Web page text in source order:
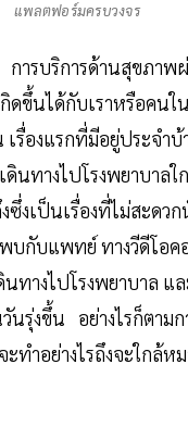
แพลตฟอร์มครบวงจร
การบริการด้านสุขภาพ
ดขึ้นได้กับเราหรือคนใ
รื่องแรกที่มีอยู่ประจำบ้
นทางไปโรงพยาบาลใ
ซึ่งเป็นเรื่องที่ไม่สะดว
บกับแพทย์ ทางวีดีโอค
นทางไปโรงพยาบาล แ
นรุ่งขึ้น อย่างไรก็ตาม
ะทำอย่างไรถึงจะใกล้ห